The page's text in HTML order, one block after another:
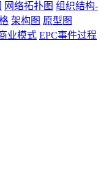
网络拓扑图 组织结构-
架构图 原型图
业模式 EPC事件过程